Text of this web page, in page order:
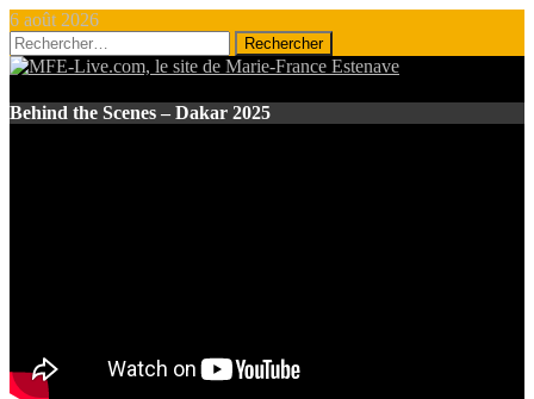
6 août 2026
Rechercher :
Behind the Scenes – Dakar 2025